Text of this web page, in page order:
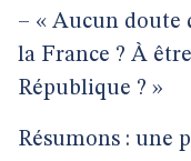
– « Aucun doute
la France ? À
République ? »
Résumons : une